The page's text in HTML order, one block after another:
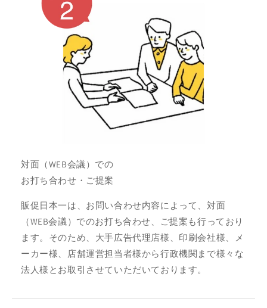
対面（WEB会議）での
お打ち合わせ・ご提案
販促日本一は、お問い合わせ内容によって、対面
（WEB会議）でのお打ち合わせ、ご提案も行っており
ます。そのため、大手広告代理店様、印刷会社様、メ
ーカー様、店舗運営担当者様から行政機関まで様々な
法人様とお取引させていただいております。